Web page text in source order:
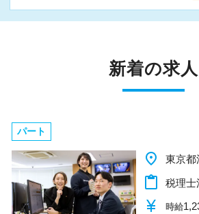
新着の求人
パート
place 千葉県
content_paste 税理士
currency_yen 時給